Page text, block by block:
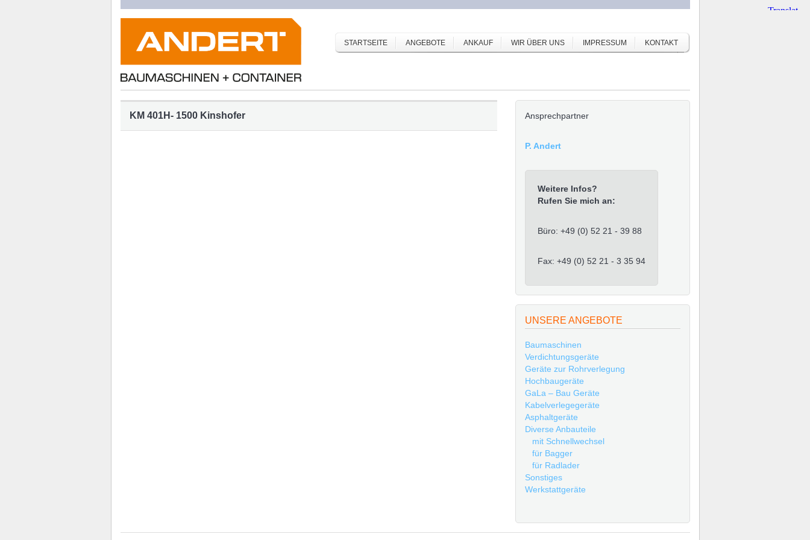
STARTSEITE ANGEBOTE ANKAUF WIR ÜBER UNS IMPRESSUM KONTAKT
KM 401H- 1500 Kinshofer Ansprechpartner
P. Andert
Weitere Infos?
Rufen Sie mich an:
Büro: +49 (0) 52 21 - 39 88
Fax: +49 (0) 52 21 - 3 35 94
UNSERE ANGEBOTE
Baumaschinen
Verdichtungsgeräte
Geräte zur Rohrverlegung
Hochbaugeräte
GaLa – Bau Geräte
Kabelverlegegeräte
Asphaltgeräte
Diverse Anbauteile
mit Schnellwechsel
für Bagger
für Radlader
Sonstiges
Werkstattgeräte